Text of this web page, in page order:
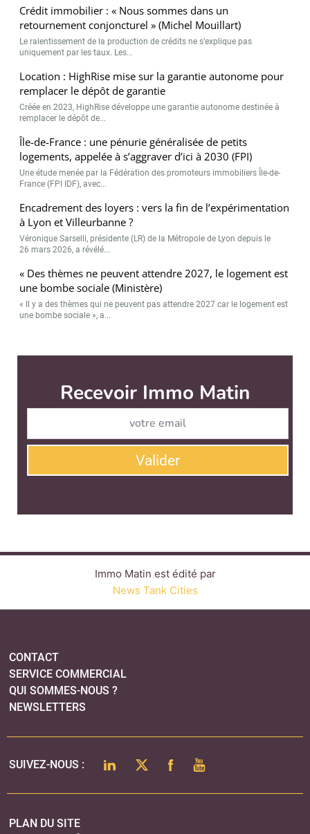
Crédit immobilier : « Nous sommes dans un
retournement conjoncturel » (Michel Mouillart)
Le ralentissement de la production de crédits ne s’explique pas
uniquement par les taux. Les...
Location : HighRise mise sur la garantie autonome pour
remplacer le dépôt de garantie
Créée en 2023, HighRise développe une garantie autonome destinée à
remplacer le dépôt de...
Île-de-France : une pénurie généralisée de petits
logements, appelée à s’aggraver d’ici à 2030 (FPI)
Une étude menée par la Fédération des promoteurs immobiliers Île-de-
France (FPI IDF), avec...
Encadrement des loyers : vers la fin de l’expérimentation
à Lyon et Villeurbanne ?
Véronique Sarselli, présidente (LR) de la Métropole de Lyon depuis le
26 mars 2026, a révélé...
« Des thèmes ne peuvent attendre 2027, le logement est
une bombe sociale (Ministère)
« Il y a des thèmes qui ne peuvent pas attendre 2027 car le logement est
une bombe sociale », a...
Immo Matin est édité par
QUI SOMMES-NOUS ?
LINKEDINTWITTERFACEBOOK
YOUTUBE
MENTIONS LÉGALES
POLITIQUE DE CONFIDENTIALITÉ
COOKIES